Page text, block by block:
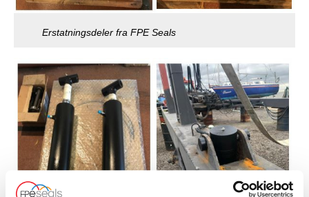
Erstatningsdeler fra FPE Seals